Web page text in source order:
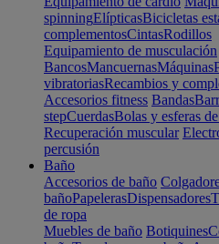
spinningElípticasBicicletas
complementosCintasRodillos
Equipamiento de musculación
BancosMancuernasMáquinas
vibratoriasRecambios y
Accesorios fitness Bandas
stepCuerdasBolas y esferas
Recuperación muscular
percusión
Baño
Accesorios de baño
bañoPapelerasDispensadores
de ropa
Muebles de baño Botiquines